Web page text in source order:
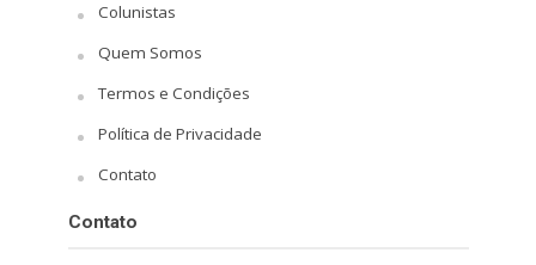
Colunistas
Quem Somos
Termos e Condições
Política de Privacidade
Contato
Contato